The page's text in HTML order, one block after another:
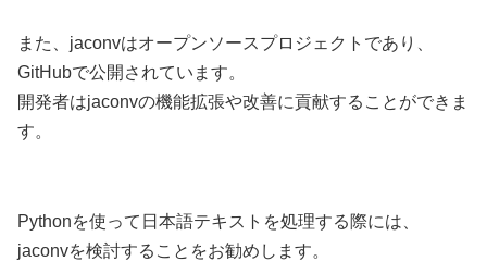
また、jaconvはオープンソースプロジェクトであり、
GitHubで公開されています。
開発者はjaconvの機能拡張や改善に貢献することができま
す。
Pythonを使って日本語テキストを処理する際には、
jaconvを検討することをお勧めします。